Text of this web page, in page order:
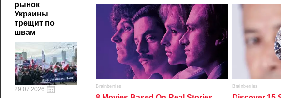
рынок
Украины
трещит по
швам
29.07.2026